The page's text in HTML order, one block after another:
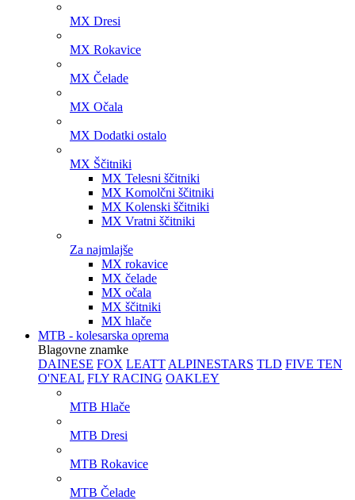
MX Dresi
MX Rokavice
MX Čelade
MX Očala
MX Dodatki ostalo
MX Ščitniki
MX Telesni ščitniki
MX Komolčni ščitniki
MX Kolenski ščitniki
MX Vratni ščitniki
Za najmlajše
MX rokavice
MX čelade
MX očala
MX ščitniki
MX hlače
MTB - kolesarska oprema
Blagovne znamke
DAINESE FOX LEATT ALPINESTARS TLD FIVE TEN
O'NEAL FLY RACING OAKLEY
MTB Hlače
MTB Dresi
MTB Rokavice
MTB Čelade